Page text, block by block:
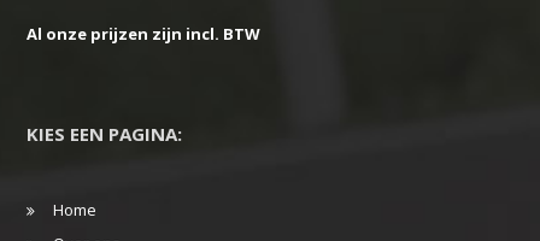
Al onze prijzen zijn incl. BTW
KIES EEN PAGINA:
Home